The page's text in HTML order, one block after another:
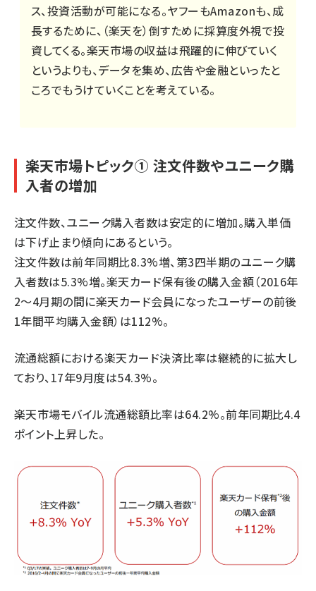
ス、投資活動が可能になる。ヤフーもAmazonも、成
長するために、（楽天を）倒すために採算度外視で投
資してくる。楽天市場の収益は飛躍的に伸びていく
というよりも、データを集め、広告や金融といったと
ころでもうけていくことを考えている。
楽天市場トピック① 注文件数やユニーク購
入者の増加
注文件数、ユニーク購入者数は安定的に増加。購入単価
は下げ止まり傾向にあるという。
注文件数は前年同期比8.3%増、第3四半期のユニーク購
入者数は5.3%増。楽天カード保有後の購入金額（2016年
2～4月期の間に楽天カード会員になったユーザーの前後
1年間平均購入金額）は112%。
流通総額における楽天カード決済比率は継続的に拡大し
ており、17年9月度は54.3%。
楽天市場モバイル流通総額比率は64.2%。前年同期比4.4
ポイント上昇した。